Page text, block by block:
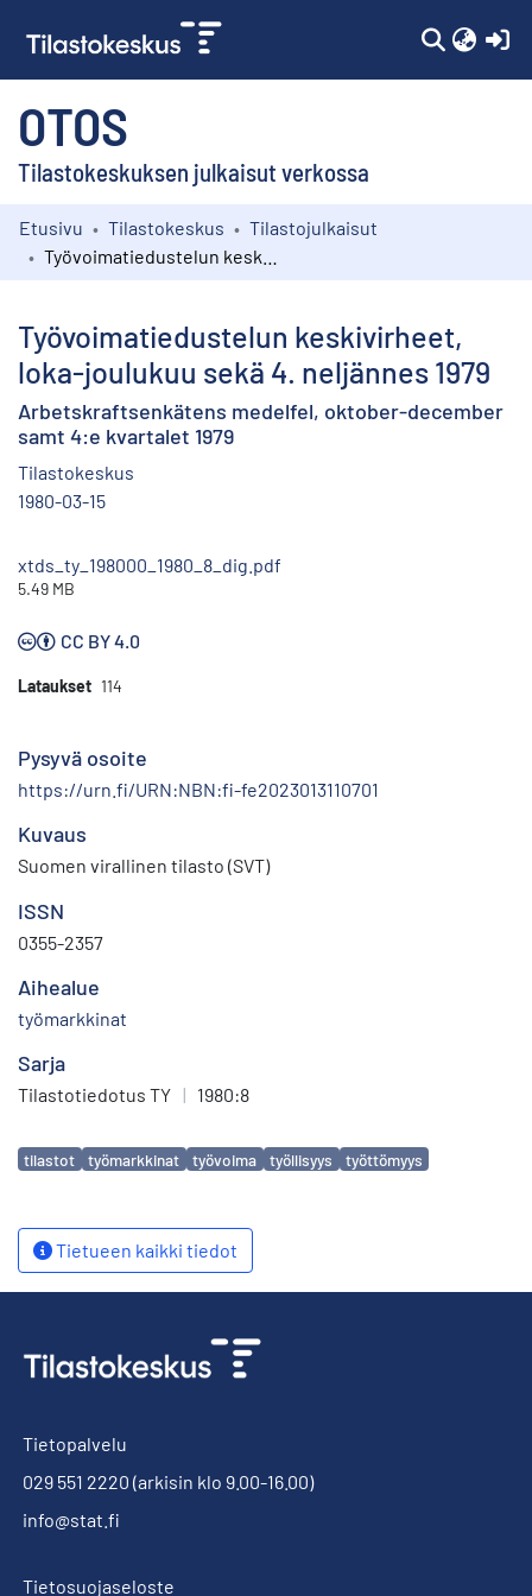
OTOS
Tilastokeskuksen julkaisut verkossa
Kokoelmat
Etusivu Tilastokeskus
Tilastojulkaisut
Työvoimatiedustelun keskivirheet,
loka-joulukuu sekä 4. neljännes 1979
Arbetskraftsenkätens medelfel, oktober-december
samt 4:e kvartalet 1979
Tilastokeskus
1980-03-15
xtds_ty_198000_1980_8_dig.pdf
5.49 MB
CC BY 4.0
Lataukset 114
Pysyvä osoite
https://urn.fi/URN:NBN:fi-fe2023013110701
Kuvaus
Suomen virallinen tilasto (SVT)
ISSN
0355-2357
Aihealue
työmarkkinat
Sarja
Tilastotiedotus TY | 1980:8
Avainsanat
tilastot työmarkkinat työvoima työllisyys työttömyys
Tietueen kaikki tiedot
Tietopalvelu
029 551 2220 (arkisin klo 9.00-16.00)
info@stat.fi
Tietosuojaseloste